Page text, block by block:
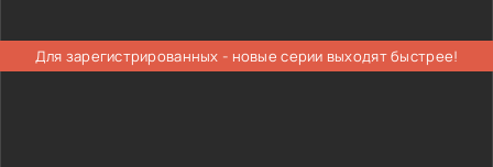
Для зарегистрированных - новые серии выходят быстрее!